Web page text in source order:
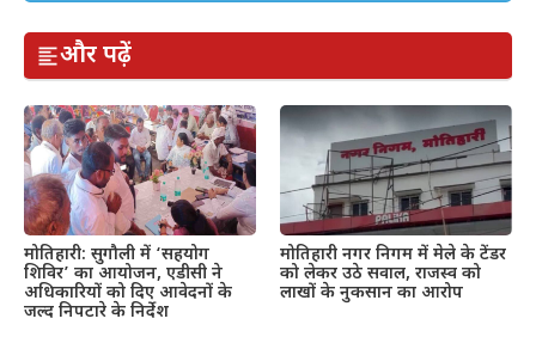
और पढ़ें
मोतिहारी: सुगौली में ‘सहयोग
शिविर’ का आयोजन, एडीसी ने
अधिकारियों को दिए आवेदनों के
जल्द निपटारे के निर्देश
मोतिहारी नगर निगम में मेले के टेंडर
को लेकर उठे सवाल, राजस्व को
लाखों के नुकसान का आरोप